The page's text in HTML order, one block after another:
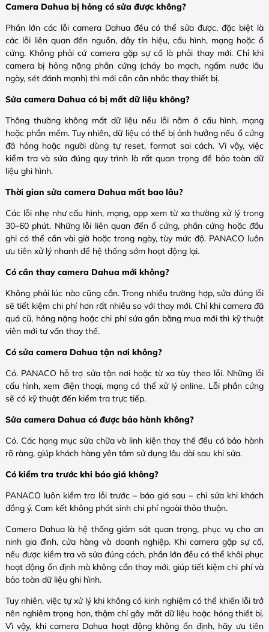
Camera Dahua bị hỏng có sửa được không?
Phần lớn các lỗi camera Dahua đều có thể sửa được, đặc biệt là
các lỗi liên quan đến nguồn, dây tín hiệu, cấu hình, mạng hoặc ổ
cứng. Không phải cứ camera gặp sự cố là phải thay mới. Chỉ khi
camera bị hỏng nặng phần cứng (cháy bo mạch, ngấm nước lâu
ngày, sét đánh mạnh) thì mới cần cân nhắc thay thiết bị.
Sửa camera Dahua có bị mất dữ liệu không?
Thông thường không mất dữ liệu nếu lỗi nằm ở cấu hình, mạng
hoặc phần mềm. Tuy nhiên, dữ liệu có thể bị ảnh hưởng nếu ổ cứng
đã hỏng hoặc người dùng tự reset, format sai cách. Vì vậy, việc
kiểm tra và sửa đúng quy trình là rất quan trọng để bảo toàn dữ
liệu ghi hình.
Thời gian sửa camera Dahua mất bao lâu?
Các lỗi nhẹ như cấu hình, mạng, app xem từ xa thường xử lý trong
30–60 phút. Những lỗi liên quan đến ổ cứng, phần cứng hoặc đầu
ghi có thể cần vài giờ hoặc trong ngày, tùy mức độ. PANACO luôn
ưu tiên xử lý nhanh để hệ thống sớm hoạt động lại.
Có cần thay camera Dahua mới không?
Không phải lúc nào cũng cần. Trong nhiều trường hợp, sửa đúng lỗi
sẽ tiết kiệm chi phí hơn rất nhiều so với thay mới. Chỉ khi camera đã
quá cũ, hỏng nặng hoặc chi phí sửa gần bằng mua mới thì kỹ thuật
viên mới tư vấn thay thế.
Có sửa camera Dahua tận nơi không?
Có. PANACO hỗ trợ sửa tận nơi hoặc từ xa tùy theo lỗi. Những lỗi
cấu hình, xem điện thoại, mạng có thể xử lý online. Lỗi phần cứng
sẽ có kỹ thuật đến kiểm tra trực tiếp.
Sửa camera Dahua có được bảo hành không?
Có. Các hạng mục sửa chữa và linh kiện thay thế đều có bảo hành
rõ ràng, giúp khách hàng yên tâm sử dụng lâu dài sau khi sửa.
Có kiểm tra trước khi báo giá không?
PANACO luôn kiểm tra lỗi trước – báo giá sau – chỉ sửa khi khách
đồng ý. Cam kết không phát sinh chi phí ngoài thỏa thuận.
Camera Dahua là hệ thống giám sát quan trọng, phục vụ cho an
ninh gia đình, cửa hàng và doanh nghiệp. Khi camera gặp sự cố,
nếu được kiểm tra và sửa đúng cách, phần lớn đều có thể khôi phục
hoạt động ổn định mà không cần thay mới, giúp tiết kiệm chi phí và
bảo toàn dữ liệu ghi hình.
Tuy nhiên, việc tự xử lý khi không có kinh nghiệm có thể khiến lỗi trở
nên nghiêm trọng hơn, thậm chí gây mất dữ liệu hoặc hỏng thiết bị.
Vì vậy, khi camera Dahua hoạt động không ổn định, hãy ưu tiên